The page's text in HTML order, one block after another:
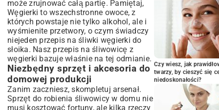
Śliwowica domowa: Tradycja,
zastosowanie i kulinarne inspiracje
Historia i regionalne odmiany polskiej
śliwowicy
Jak serwować śliwowicę i z czym ją
łączyć?
Drinki i potrawy z dodatkiem śliwowicy
może zrujnować całą partię. Pamiętaj,
Węgierki to wszechstronne owoce, z
których powstaje nie tylko alkohol, ale i
wyśmienite przetwory, o czym świadczy
niejeden przepis na śliwki węgierki do
słoika. Nasz przepis na śliwowicę z
węgierki bazuje właśnie na tej odmianie.
Niezbędny sprzęt i akcesoria do
domowej produkcji
Zanim zaczniesz, skompletuj arsenał.
Sprzęt do robienia śliwowicy w domu nie
musi kosztować fortuny, ale kilka rzeczy
Czy wiesz, jak
twarzy, by cieszyć się
niedoskonałości?